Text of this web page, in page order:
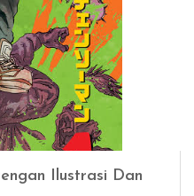
Ilustrasi Dan